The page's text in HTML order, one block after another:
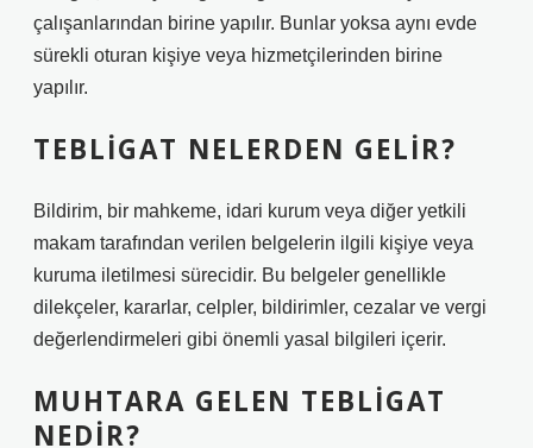
çalışanlarından birine yapılır. Bunlar yoksa aynı evde
sürekli oturan kişiye veya hizmetçilerinden birine
yapılır.
TEBLIGAT NELERDEN GELIR?
Bildirim, bir mahkeme, idari kurum veya diğer yetkili
makam tarafından verilen belgelerin ilgili kişiye veya
kuruma iletilmesi sürecidir. Bu belgeler genellikle
dilekçeler, kararlar, celpler, bildirimler, cezalar ve vergi
değerlendirmeleri gibi önemli yasal bilgileri içerir.
MUHTARA GELEN TEBLIGAT
NEDIR?